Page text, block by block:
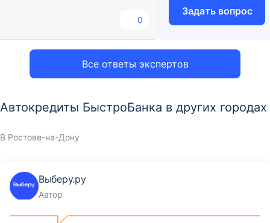
Все ответы экспертов
0
Задать вопрос
Автокредиты БыстроБанка в других городах
В Ростове-на-Дону
Выберу.ру
Автор